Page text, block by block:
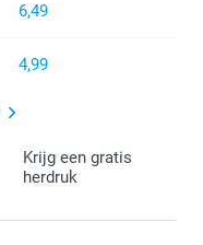
6,49
4,99
Krijg een gratis
herdruk